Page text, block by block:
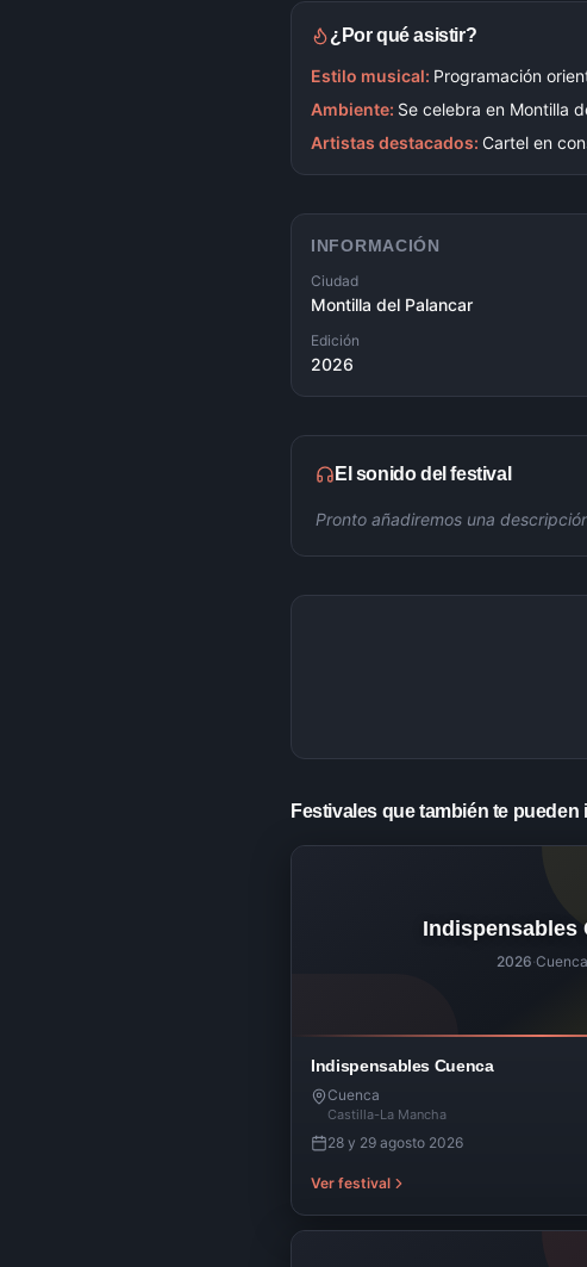
¿Por qué asistir?
Estilo musical: Programación
Ambiente: Se celebra en Montilla
Artistas destacados: Cartel en
INFORMACIÓN
Ciudad
Montilla del Palancar
Edición
2026
El sonido del festival
Pronto añadiremos una
Festivales que también te pueden
Indispensables
2026·Cuenca
Indispensables Cuenca
Cuenca
Castilla-La Mancha
28 y 29 agosto 2026
Ver festival